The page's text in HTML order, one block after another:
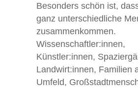
Besonders schön ist,
ganz unterschiedliche
zusammenkommen.
Wissenschaftler:innen,
Künstler:innen,
Landwirt:innen, Familien
Umfeld,